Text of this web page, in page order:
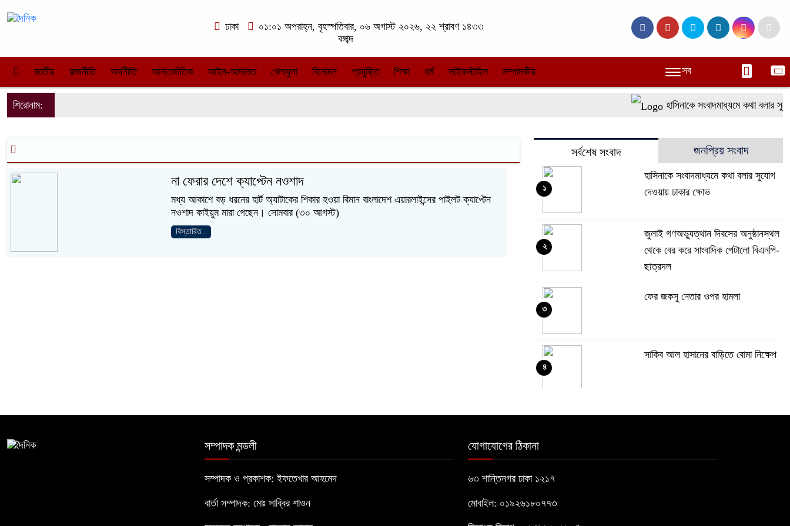
ঢাকা
০১:০১ অপরাহ্ন, বৃহস্পতিবার, ০৬ অগাস্ট ২০২৬, ২২ শ্রাবণ ১৪৩৩
বঙ্গাব্দ
জাতীয় রাজনীতি অর্থনীতি আন্তর্জাতিক আইন-আদালত খেলাধুলা বিনোদন প্রযুক্তি শিক্ষা ধর্ম লাইফস্টাইল সম্পাদকীয় সব
শিরোনাম: হাসিনাকে সংবাদমাধ্যমে কথা বলার
না ফেরার দেশে ক্যাপ্টেন নওশাদ
মধ্য আকাশে বড় ধরনের হার্ট অ্যাটাকের শিকার হওয়া বিমান বাংলাদেশ এয়ারলাইন্সের পাইলট ক্যাপ্টেন
নওশাদ কাইয়ুম মারা গেছেন। সোমবার (৩০ আগস্ট)
বিস্তারিত..
সর্বশেষ সংবাদ জনপ্রিয় সংবাদ
হাসিনাকে সংবাদমাধ্যমে কথা বলার সুযোগ
দেওয়ায় ঢাকার ক্ষোভ
১
জুলাই গণঅভ্যুত্থান দিবসের অনুষ্ঠানস্থল
থেকে বের করে সাংবাদিক পেটালো বিএনপি-
ছাত্রদল
২
ফের জকসু নেতার ওপর হামলা
৩
সাকিব আল হাসানের বাড়িতে বোমা নিক্ষেপ
৪
শেখ হাসিনার প্রশ্নে ঢাকা-দিল্লি সম্পর্কে
৬
সম্পাদক মন্ডলী
সম্পাদক ও প্রকাশক: ইফতেখার আহমেদ
বার্তা সম্পাদক: মোঃ সাব্বির শাওন
যোগাযোগের ঠিকানা
৬৩ শান্তিনগর ঢাকা ১২১৭
মোবাইল: ০১৯২৬১৮০৭৭৩